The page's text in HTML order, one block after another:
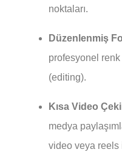
noktaları.
Düzenlenmiş
profesyonel renk
(editing).
Kısa Video
medya
video veya reels